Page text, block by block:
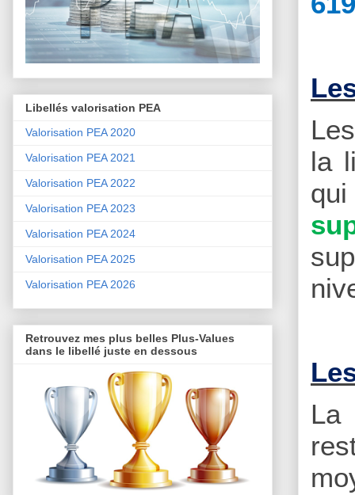
la
Libellés valorisation PEA
Valorisation PEA 2020
Valorisation PEA 2021
Valorisation PEA 2022
Valorisation PEA 2023
Valorisation PEA 2024
Valorisation PEA 2025
Valorisation PEA 2026
Retrouvez mes plus belles Plus-Values
dans le libellé juste en dessous